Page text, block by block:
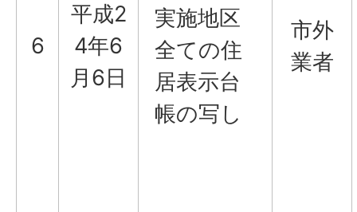
6
平成2
4年6
月6日
実施地区
全ての住
居表示台
帳の写し
市外
業者